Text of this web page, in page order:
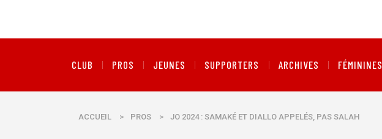
CLUB PROS JEUNES SUPPORTERS ARCHIVES FÉMININES
ACCUEIL > PROS > JO 2024 : SAMAKÉ ET DIALLO APPELÉS, PAS SALAH